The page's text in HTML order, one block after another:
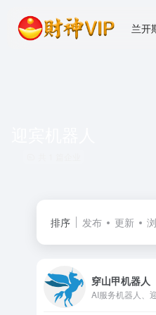
兰开
排序 发布 更新
穿山甲机器人